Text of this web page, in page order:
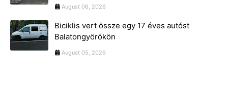
August 06, 2026
Biciklis vert össze egy 17 éves autóst
Balatongyörökön
August 05, 2026